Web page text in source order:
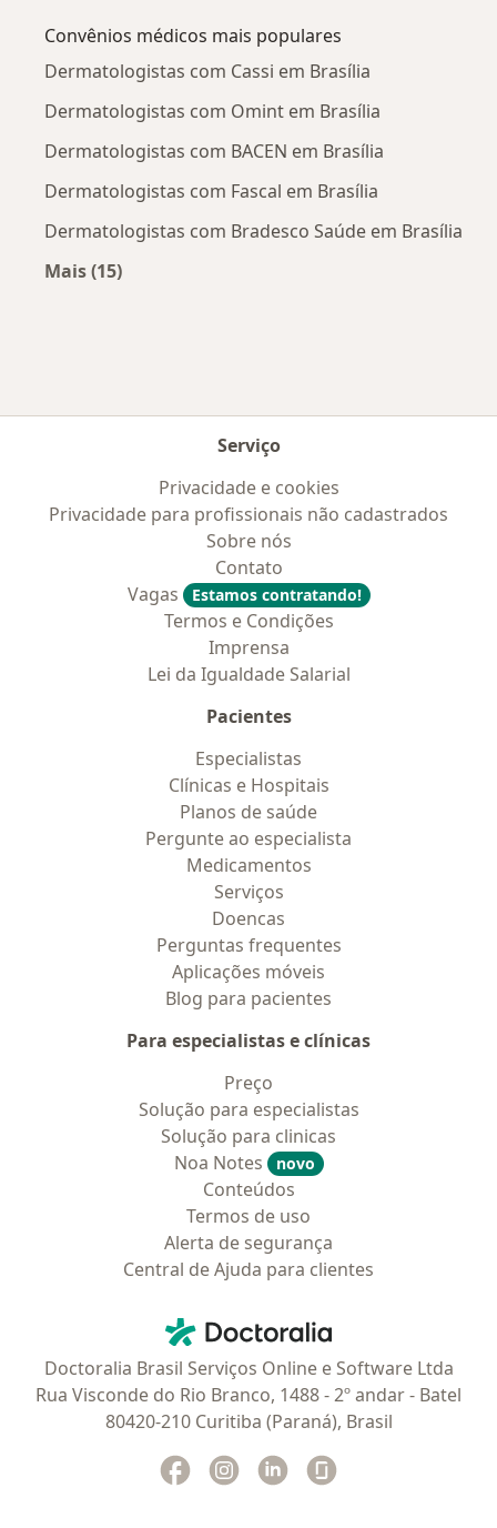
Convênios médicos mais populares
Dermatologistas com Cassi em Brasília
Dermatologistas com Omint em Brasília
Dermatologistas com BACEN em Brasília
Dermatologistas com Fascal em Brasília
Dermatologistas com Bradesco Saúde em Brasília
Mais (15)
Serviço
Privacidade e cookies
Privacidade para profissionais não cadastrados
Sobre nós
Contato
Vagas
Estamos contratando!
Termos e Condições
Imprensa
Lei da Igualdade Salarial
Pacientes
Especialistas
Clínicas e Hospitais
Planos de saúde
Pergunte ao especialista
Medicamentos
Serviços
Doencas
Perguntas frequentes
Aplicações móveis
Blog para pacientes
Para especialistas e clínicas
Preço
Solução para especialistas
Solução para clinicas
Noa Notes
novo
Conteúdos
Termos de uso
Alerta de segurança
Central de Ajuda para clientes
Doctoralia - Homepage
Doctoralia Brasil Serviços Online e Software Ltda
Rua Visconde do Rio Branco, 1488 - 2º andar - Batel
80420-210 Curitiba (Paraná), Brasil
Facebook
abre num novo separador
Instagram
abre num novo separador
Linkedin
abre num novo